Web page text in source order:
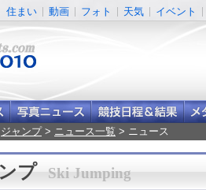
住まい 動画 フォト 天気 イベント
ジャンプ> ニュース一覧 > ニュース
プ Ski Jumping